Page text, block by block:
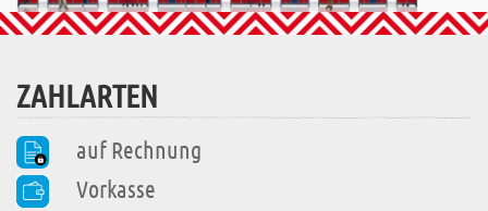
ZAHLARTEN
auf Rechnung
Vorkasse